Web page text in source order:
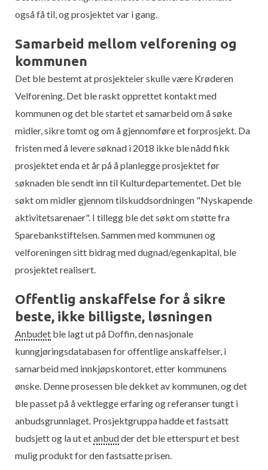
også få til, og prosjektet var i gang.
Samarbeid mellom velforening og
kommunen
Det ble bestemt at prosjekteier skulle være Krøderen
Velforening. Det ble raskt opprettet kontakt med
kommunen og det ble startet et samarbeid om å søke
midler, sikre tomt og om å gjennomføre et forprosjekt. Da
fristen med å levere søknad i 2018 ikke ble nådd fikk
prosjektet enda et år på å planlegge prosjektet før
søknaden ble sendt inn til Kulturdepartementet. Det ble
søkt om midler gjennom tilskuddsordningen "Nyskapende
aktivitetsarenaer". I tillegg ble det søkt om støtte fra
Sparebankstiftelsen. Sammen med kommunen og
velforeningen sitt bidrag med dugnad/egenkapital, ble
prosjektet realisert.
Offentlig anskaffelse for å sikre
beste, ikke billigste, løsningen
Anbudet ble lagt ut på Doffin, den nasjonale
kunngjøringsdatabasen for offentlige anskaffelser, i
samarbeid med innkjøpskontoret, etter kommunens
ønske. Denne prosessen ble dekket av kommunen, og det
ble passet på å vektlegge erfaring og referanser tungt i
anbudsgrunnlaget. Prosjektgruppa hadde et fastsatt
budsjett og la ut etanbudder det ble etterspurt et best
mulig produkt for den fastsatte prisen.